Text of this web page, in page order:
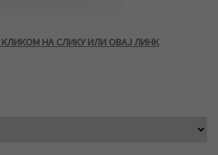
КЛИКОМ НА СЛИКУ ИЛИ ОВАЈ ЛИНК